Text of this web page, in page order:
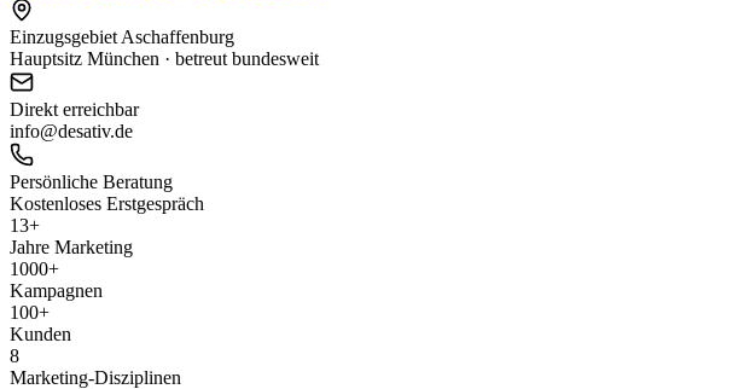
Einzugsgebiet Aschaffenburg
Hauptsitz München · betreut bundesweit
Direkt erreichbar
info@desativ.de
Persönliche Beratung
Kostenloses Erstgespräch
13+
Jahre Marketing
1000+
Kampagnen
100+
Kunden
8
Marketing-Disziplinen